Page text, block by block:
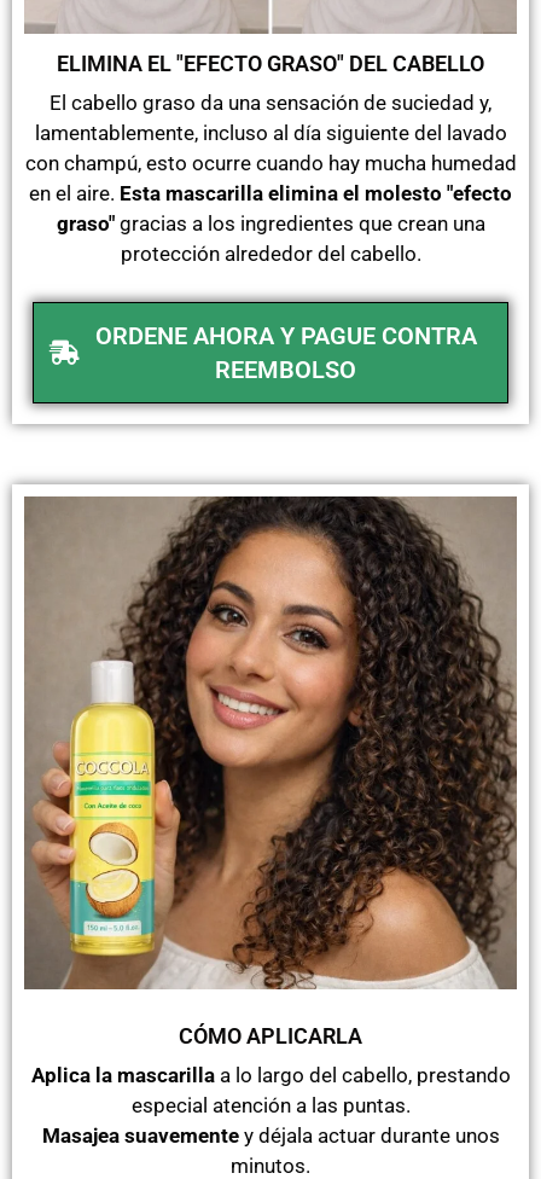
ELIMINA EL "EFECTO GRASO" DEL CABELLO
El cabello graso da una sensación de suciedad y,
lamentablemente, incluso al día siguiente del lavado
con champú, esto ocurre cuando hay mucha humedad
en el aire. Esta mascarilla elimina el molesto "efecto
graso"gracias a los ingredientes que crean una
protección alrededor del cabello.
ORDENE AHORA Y PAGUE CONTRA
REEMBOLSO
CÓMO APLICARLA
Aplica la mascarillaa lo largo del cabello, prestando
especial atención a las puntas.
Masajea suavementey déjala actuar durante unos
minutos.